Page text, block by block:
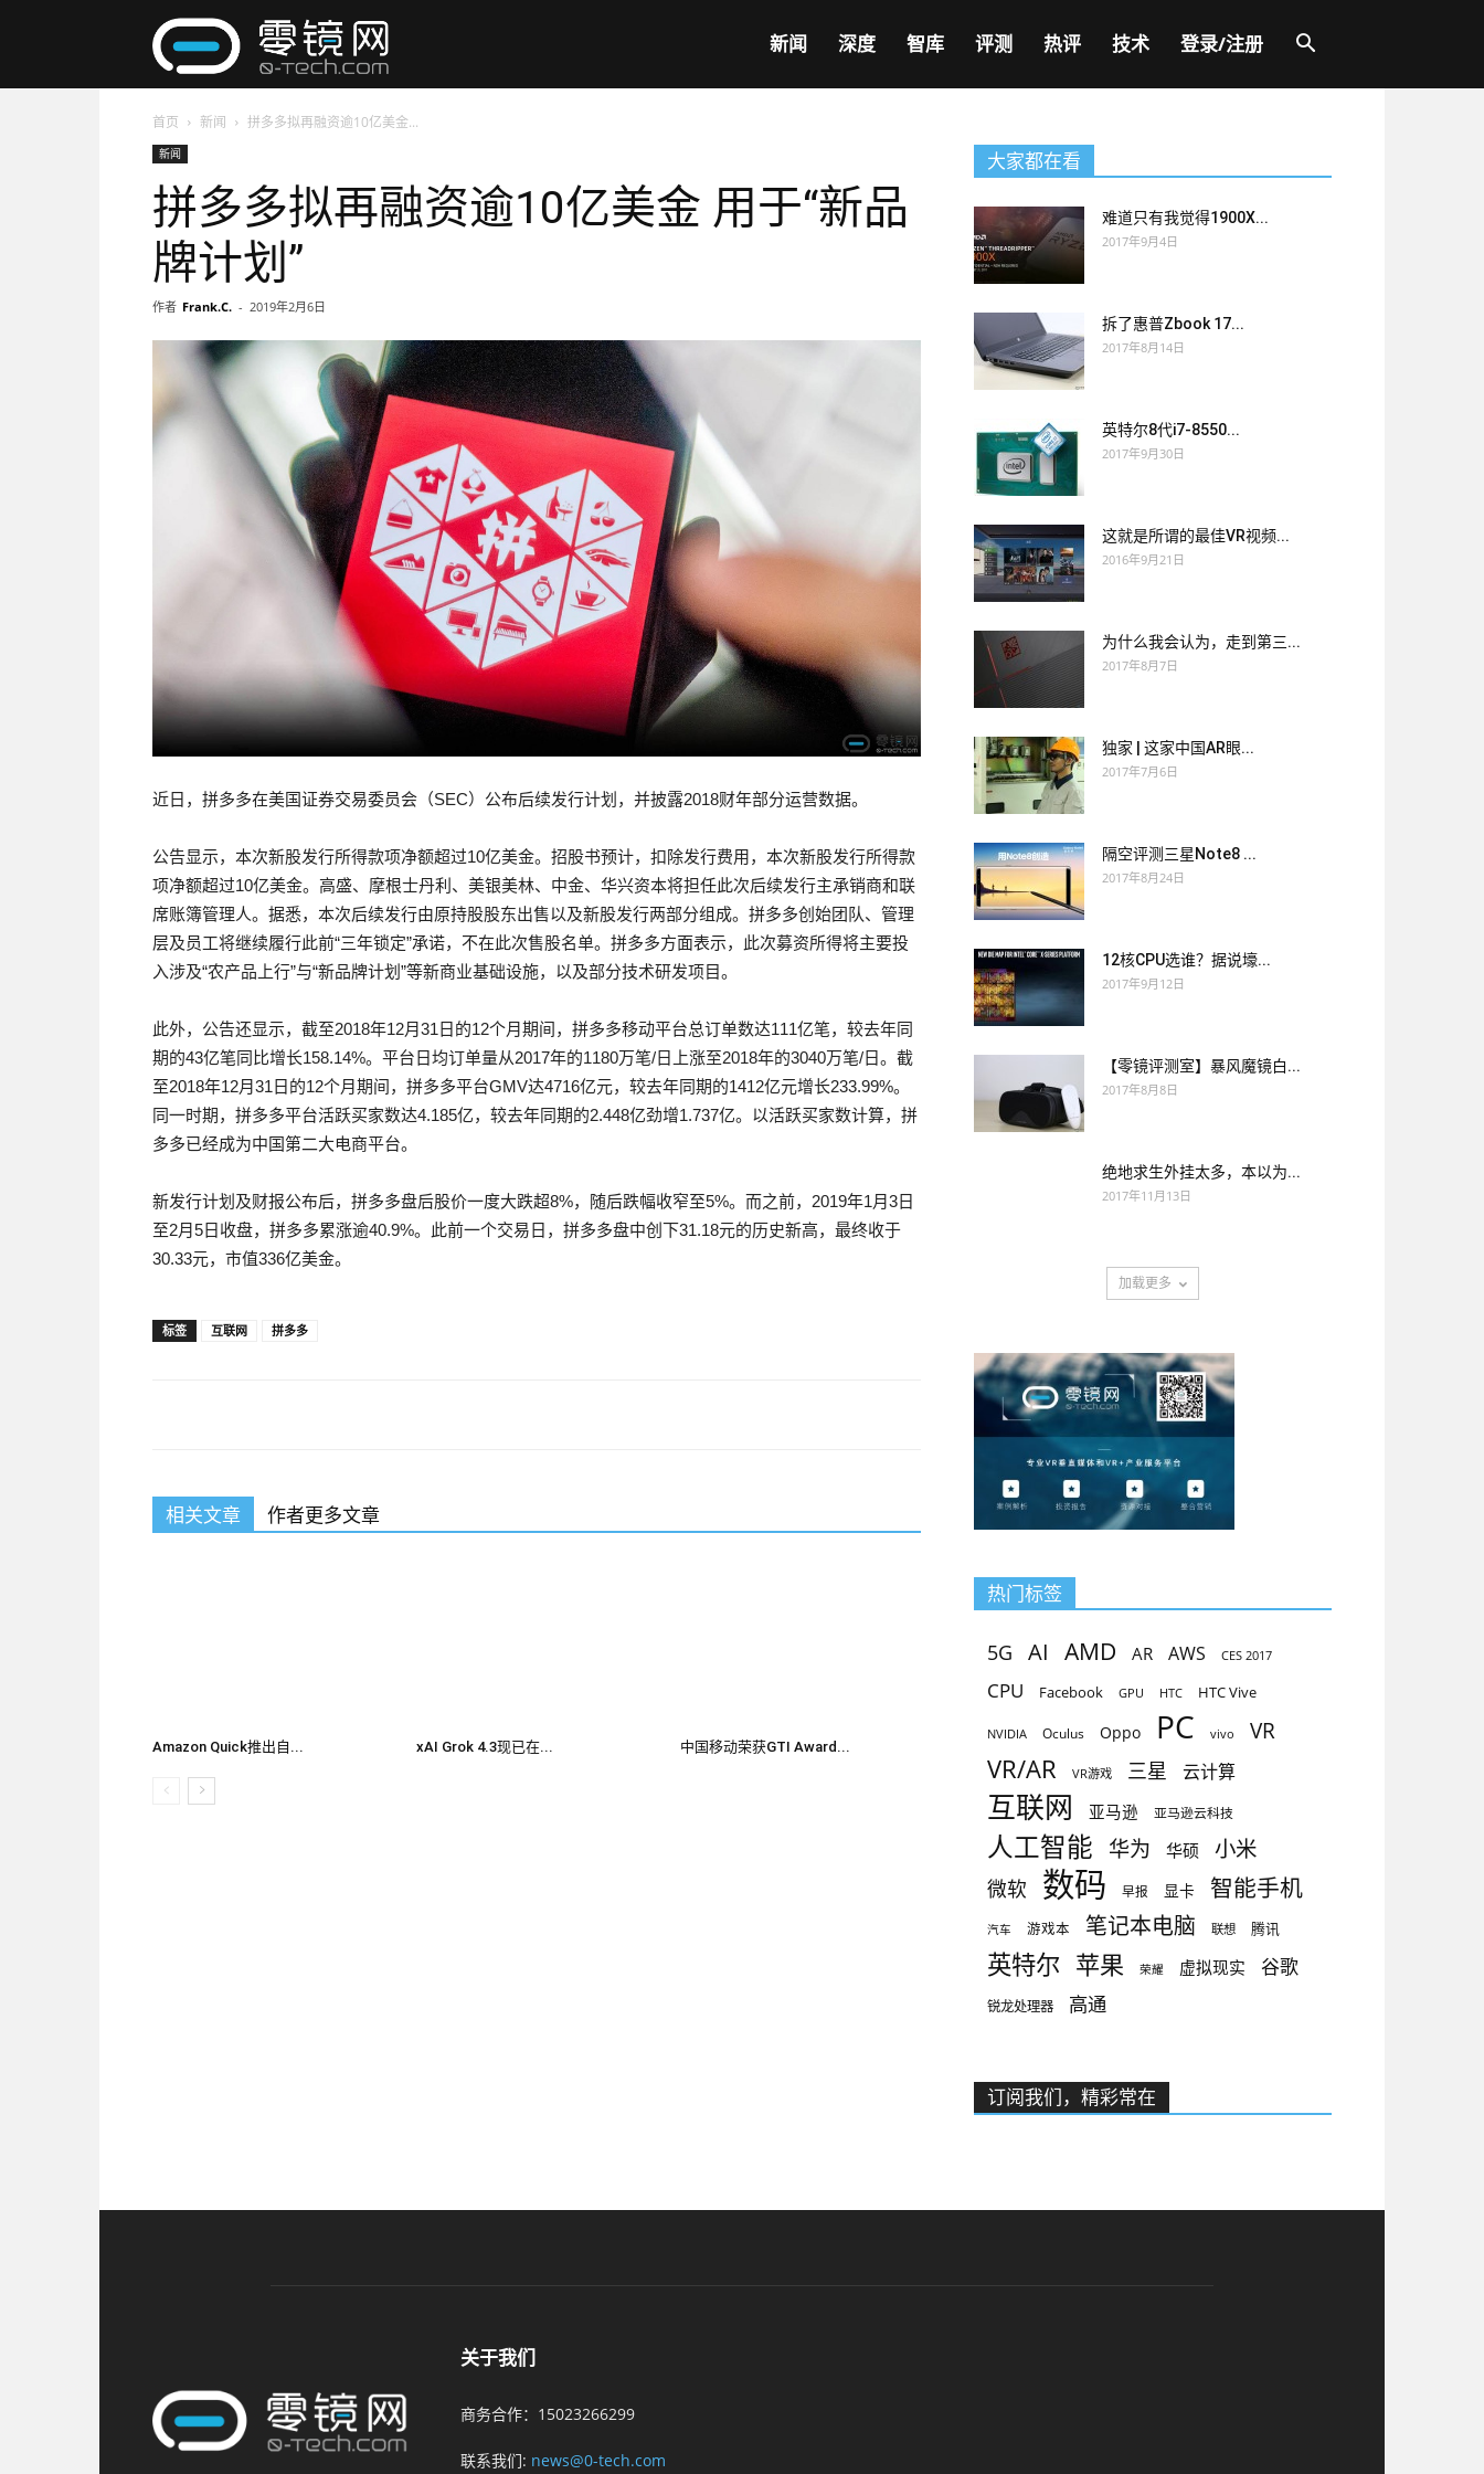
镜
网
新闻 深度 智库 评测 热评 技术 登录/注册
首页 新闻 拼多多拟再融资逾10亿美金...
新闻
拼多多拟再融资逾10亿美金 用于“新品
牌计划”
作者 Frank.C. - 2019年2月6日
近日，拼多多在美国证券交易委员会（SEC）公布后续发行计划，并披露2018财年部分运营数据。
公告显示，本次新股发行所得款项净额超过10亿美金。招股书预计，扣除发行费用，本次新股发行所得款
项净额超过10亿美金。高盛、摩根士丹利、美银美林、中金、华兴资本将担任此次后续发行主承销商和联
席账簿管理人。据悉，本次后续发行由原持股股东出售以及新股发行两部分组成。拼多多创始团队、管理
层及员工将继续履行此前“三年锁定”承诺，不在此次售股名单。拼多多方面表示，此次募资所得将主要投
入涉及“农产品上行”与“新品牌计划”等新商业基础设施，以及部分技术研发项目。
此外，公告还显示，截至2018年12月31日的12个月期间，拼多多移动平台总订单数达111亿笔，较去年同
期的43亿笔同比增长158.14%。平台日均订单量从2017年的1180万笔/日上涨至2018年的3040万笔/日。截
至2018年12月31日的12个月期间，拼多多平台GMV达4716亿元，较去年同期的1412亿元增长233.99%。
同一时期，拼多多平台活跃买家数达4.185亿，较去年同期的2.448亿劲增1.737亿。以活跃买家数计算，拼
多多已经成为中国第二大电商平台。
新发行计划及财报公布后，拼多多盘后股价一度大跌超8%，随后跌幅收窄至5%。而之前，2019年1月3日
至2月5日收盘，拼多多累涨逾40.9%。此前一个交易日，拼多多盘中创下31.18元的历史新高，最终收于
30.33元，市值336亿美金。
标签 互联网 拼多多
相关文章 作者更多文章
Amazon Quick推出自... xAI Grok 4.3现已在... 中国移动荣获GTI Award...
大家都在看
难道只有我觉得1900X...
2017年9月4日
拆了惠普Zbook 17...
2017年8月14日
英特尔8代i7-8550...
2017年9月30日
这就是所谓的最佳VR视频...
2016年9月21日
为什么我会认为，走到第三...
2017年8月7日
独家 | 这家中国AR眼...
2017年7月6日
隔空评测三星Note8 ...
2017年8月24日
12核CPU选谁？据说壕...
2017年9月12日
【零镜评测室】暴风魔镜白...
2017年8月8日
绝地求生外挂太多，本以为...
2017年11月13日
加载更多
热门标签
5G AI AMD AR AWS CES 2017
CPU Facebook GPU HTC HTC Vive
NVIDIA Oculus Oppo PC vivo VR
VR/AR VR游戏 三星 云计算
互联网 亚马逊 亚马逊云科技
人工智能 华为 华硕 小米
微软 数码 早报 显卡 智能手机
汽车 游戏本 笔记本电脑 联想 腾讯
英特尔 苹果 荣耀 虚拟现实 谷歌
锐龙处理器 高通
订阅我们，精彩常在
关于我们
商务合作：15023266299
联系我们: news@0-tech.com